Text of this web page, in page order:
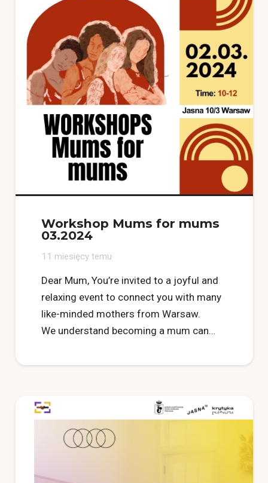
Workshop Mums for mums
03.2024
11 miesięcy temu
Dear Mum, You’re invited to a joyful and
relaxing event to connect you with many
like-minded mothers from Warsaw.
We understand becoming a mum can…